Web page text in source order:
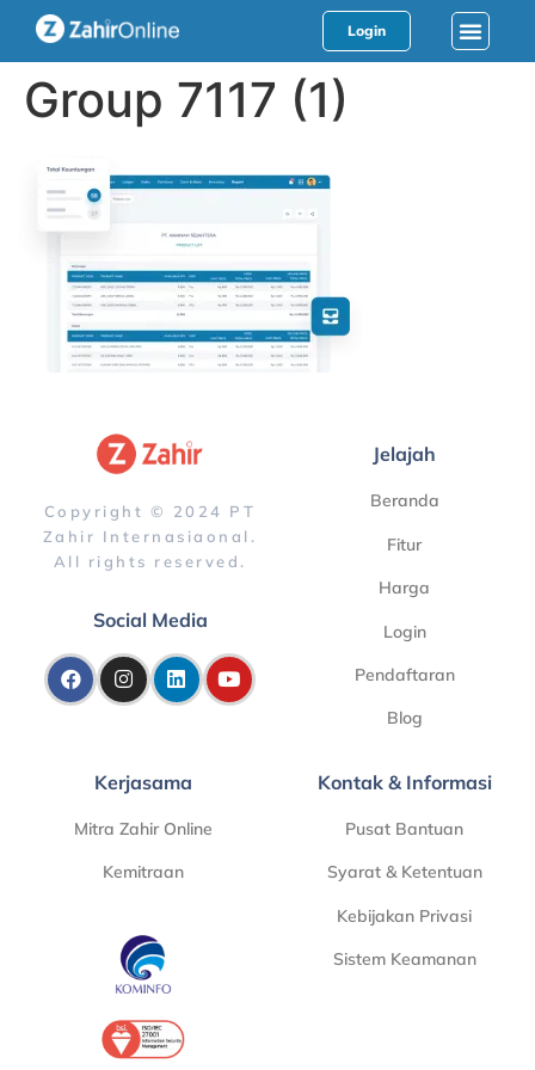
Login
Group 7117 (1)
Copyright © 2024 PT
Zahir Internasiaonal.
All rights reserved.
Social Media
Jelajah
Beranda
Fitur
Harga
Login
Pendaftaran
Blog
Kerjasama
Mitra Zahir Online
Kemitraan
Kontak & Informasi
Pusat Bantuan
Syarat & Ketentuan
Kebijakan Privasi
Sistem Keamanan